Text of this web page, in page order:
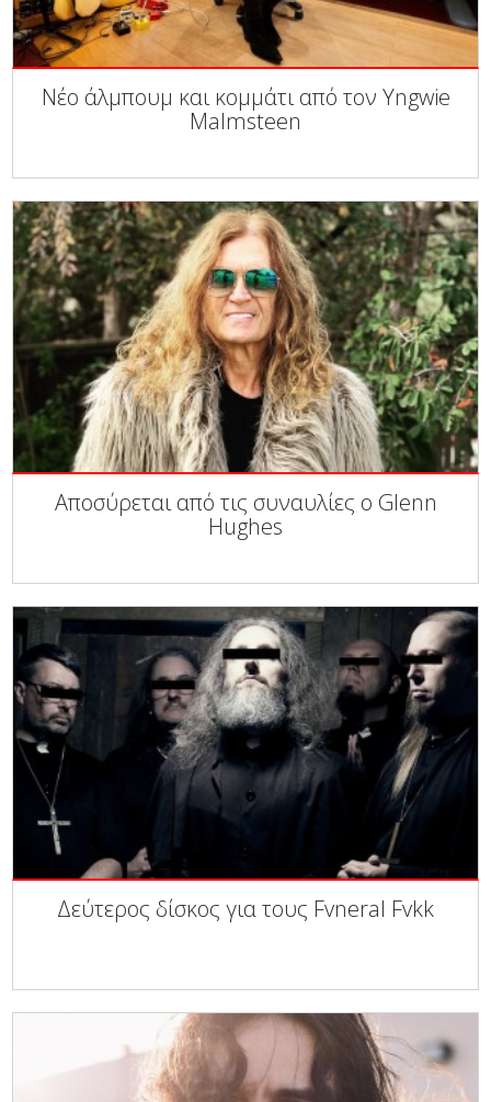
Νέο άλμπουμ και κομμάτι από τον Yngwie
Malmsteen
Αποσύρεται από τις συναυλίες ο Glenn
Hughes
Δεύτερος δίσκος για τους Fvneral Fvkk